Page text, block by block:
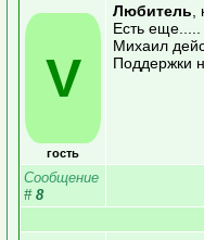
V
гость
Любитель
Есть еще.....
Михаил
Поддержки
Сообщение
# 8